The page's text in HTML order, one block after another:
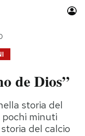
Idee
de Dios”
storia del
pochi minuti
del calcio